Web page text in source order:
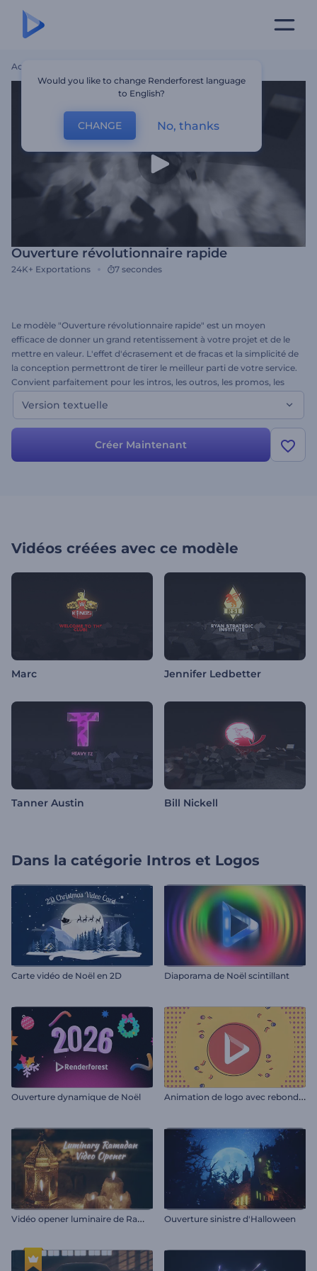
Accueil
Ouverture révolutionnaire rapide
24K+ Exportations 7 secondes
Le modèle "Ouverture révolutionnaire rapide" est un moyen
efficace de donner un grand retentissement à votre projet et de le
mettre en valeur. L'effet d'écrasement et de fracas et la simplicité de
la conception permettront de tirer le meilleur parti de votre service.
Convient parfaitement pour les intros, les outros, les promos, les
présentations d'entreprises, les projets commerciaux, les chaînes
YouTube, les ouvertures d'événements spéciaux et bien d'autres
textuelle. Il suffit d'ajuster votre texte et vous voilà avec une
Version textuelle
Créer Maintenant
Vidéos créées avec ce modèle
Marc Jennifer Ledbetter
Tanner Austin Bill Nickell
Dans la catégorie Intros et Logos
Carte vidéo de Noël en 2D Diaporama de Noël scintillant
Ouverture dynamique de Noël A
nimation de logo avec rebond en 2D
V
idéo opener luminaire de Ramadan Ouverture sinistre d'Halloween
Would you like to change Renderforest language
to English?
CHANGE No, thanks